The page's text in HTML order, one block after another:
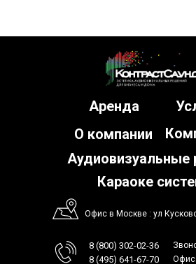
Аудиовизуальные
Офис в Москве : ул
8 (800) 302-02-36
8 (495) 641-67-70 Офис
О компании
Аренда
Караоке